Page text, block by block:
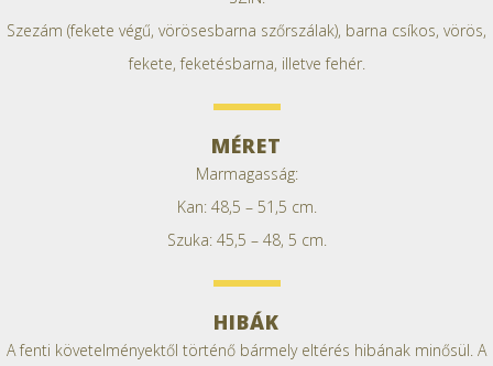
Szezám (fekete végű, vörösesbarna szőrszálak), barna csíkos, vörös,
fekete, feketésbarna, illetve fehér.
MÉRET
Marmagasság:
Kan: 48,5 – 51,5 cm.
Szuka: 45,5 – 48, 5 cm.
HIBÁK
A fenti követelményektől történő bármely eltérés hibának minősül. A